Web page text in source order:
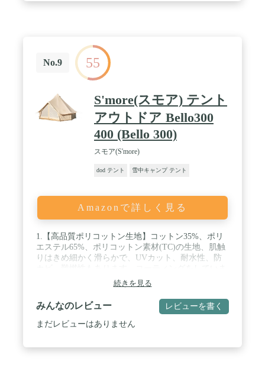
No.9 55
S'more(スモア) テント
アウトドア Bello300
400 (Bello 300)
スモア(S'more)
dod テント 雪中キャンプ テント
Amazonで詳しく見る
1.【高品質ポリコットン生地】コットン35%、ポリ
エステル65%、ポリコットン素材(TC)の生地、肌触
りはきめ細かく滑らかで、UVカット、耐水性、防
せんので、結露の心配はありません。 / 上部に4つ
の通気口があり、下部の囲いには4つの網戸があり
ます。 / スクリーンメッシュ付きのドア。 フロアマ
ットには取り外し可能なファスナーが付いており、
囲いのループを1つ巻き上げれば夏場には大きなパ
続きを見る
みんなのレビュー レビューを書く
まだレビューはありません